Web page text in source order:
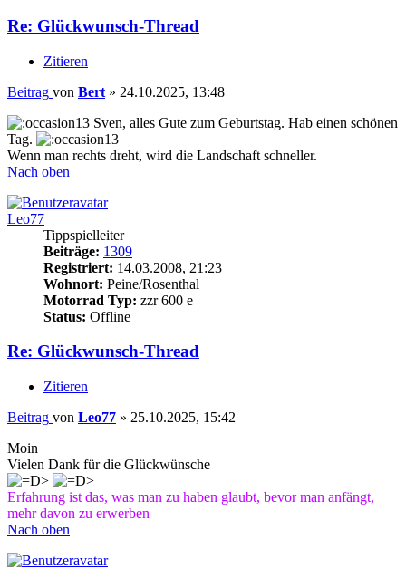
Re: Glückwunsch-Thread
Zitieren
Beitrag von Bert » 24.10.2025, 13:48
Sven, alles Gute zum Geburtstag. Hab einen schönen
Tag.
Wenn man rechts dreht, wird die Landschaft schneller.
Nach oben
Leo77
Tippspielleiter
Beiträge: 1309
Registriert: 14.03.2008, 21:23
Wohnort: Peine/Rosenthal
Motorrad Typ: zzr 600 e
Status: Offline
Re: Glückwunsch-Thread
Zitieren
Beitrag von Leo77 » 25.10.2025, 15:42
Moin
Vielen Dank für die Glückwünsche
Erfahrung ist das, was man zu haben glaubt, bevor man anfängt,
mehr davon zu erwerben
Nach oben